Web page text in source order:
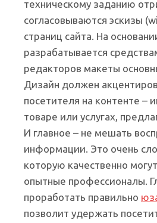
техническому заданию
согласовываются эскизы
страниц сайта. На
разрабатывается
редакторов макеты
Дизайн должен
посетителя на контенте –
товаре или услугах,
И главное – не мешать
информации. Это очень
которую качественно
опытные профессионалы.
проработать правильно
позволит удержать